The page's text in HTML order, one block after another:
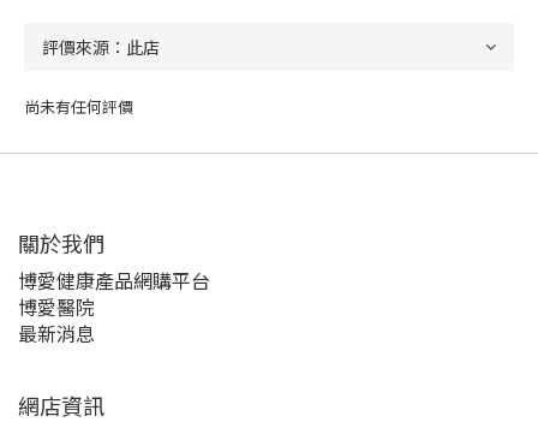
尚未有任何評價
關於我們‎
博愛健康產品網購平台
博愛醫院
最新消息
網店資訊